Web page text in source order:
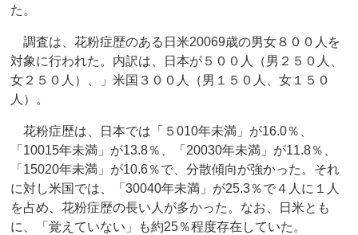
た。
調査は、花粉症歴のある日米20069歳の男女８００人を
対象に行われた。内訳は、日本が５００人（男２５０人、
女２５０人）、」米国３００人（男１５０人、女１５０
人）。
花粉症歴は、日本では「５010年未満」が16.0％、
「10015年未満」が13.8％、「20030年未満」が11.8％、
「15020年未満」が10.6％で、分散傾向が強かった。それ
に対し米国では、「30040年未満」が25.3％で４人に１人
を占め、花粉症歴の長い人が多かった。なお、日米とも
に、「覚えていない」も約25％程度存在していた。